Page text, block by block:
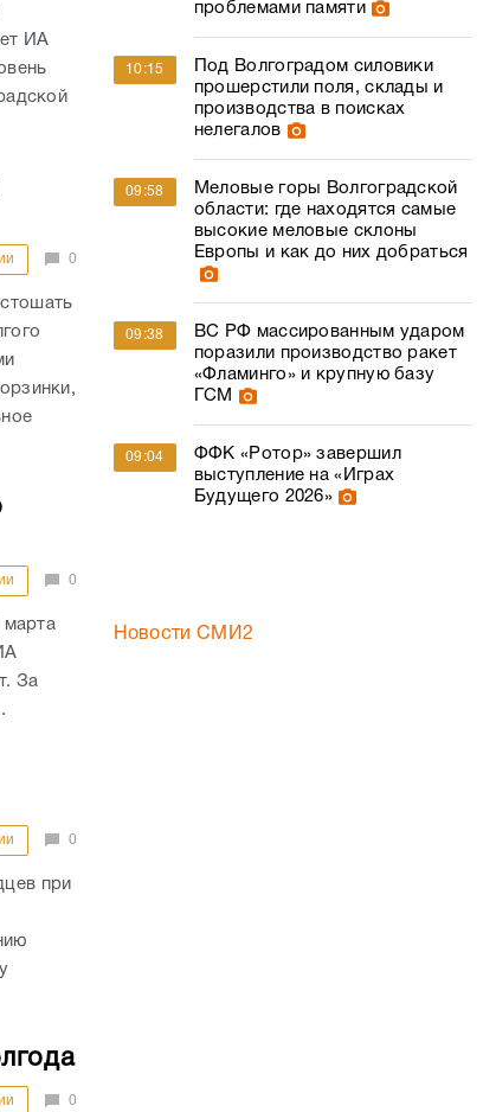
ИА
0
0
марта
За
0
при
0
проблемами памяти
10:15
Под Волгоградом силовики
прошерстили поля, склады и
производства в поисках
нелегалов
09:58
Меловые горы Волгоградской
области: где находятся самые
высокие меловые склоны
Европы и как до них добраться
09:38
ВС РФ массированным ударом
поразили производство ракет
«Фламинго» и крупную базу
ГСМ
09:04
ФФК «Ротор» завершил
выступление на «Играх
Будущего 2026»
Новости СМИ2